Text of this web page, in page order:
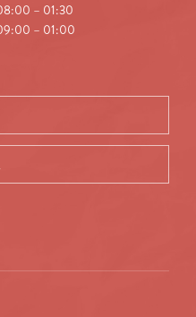
– 01:30
– 01:00